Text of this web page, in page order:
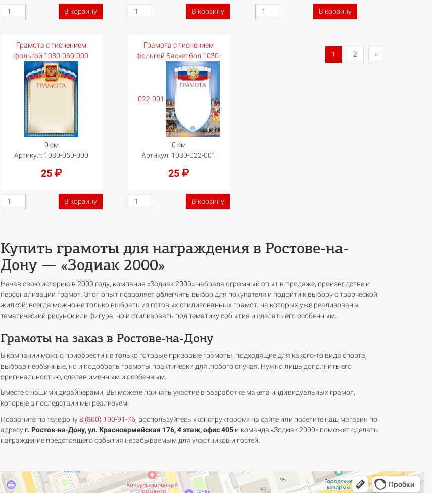
В корзину В корзину В корзину
Грамота с тиснением
фольгой 1030-060-000
0 см
Артикул: 1030-060-000
25
В корзину
Грамота с тиснением
фольгой Баскетбол 1030-
022-001
0 см
Артикул: 1030-022-001
25
В корзину
1 2 ›
Купить грамоты для награждения в Ростове-на-
Дону — «Зодиак 2000»
Начав свою историю в 2000 году, компания «Зодиак 2000» набрала огромный опыт в продаже, производстве и
персонализации грамот. Этот опыт позволяет облегчить выбор для покупателя и подойти к выбору с творческой
жилкой: всегда можно не только выбрать из готовых стилизованных грамот, на которых уже реализованы
тематический рисунок или фигура, но и стилизовать под тематику события и сделать его особенным.
Грамоты на заказ в Ростове-на-Дону
В компании можно приобрести не только готовые призовые грамоты, подходящие для какого-то вида спорта,
выбрав необычные, но и подобрать грамоты практически для любого случая. Нужно лишь дополнить его
оригинальностью, сделав именным и особенным.
Вместе с нашими дизайнерами, Вы можете принять участие в разработке макета индивидуальных грамот,
которые в последствии мы реализуем.
Позвоните по телефону8 (800) 100-91-76, воспользуйтесь «конструктором» на сайте или посетите наш магазин по
адресуг. Ростов-на-Дону, ул. Красноармейская 176, 4 этаж, офис 405и команда «Зодиак 2000» поможет сделать
награждение предстоящего события незабываемым для участников и гостей.